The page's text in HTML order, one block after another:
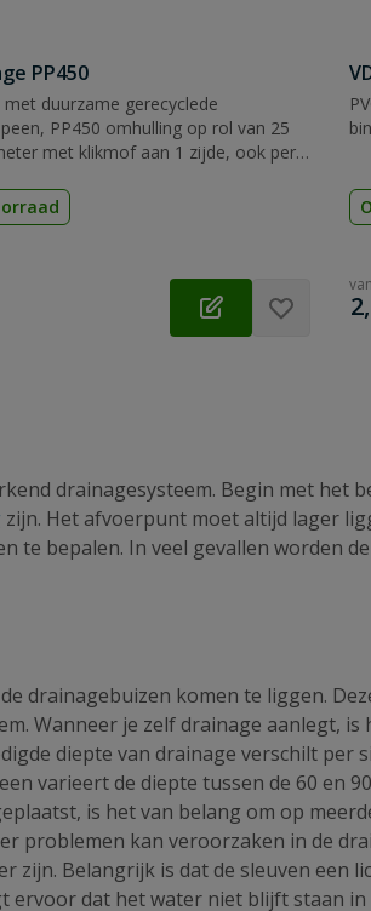
PP450
met duurzame gerecyclede
PP450 omhulling op rol van 25
met klikmof aan 1 zijde, ook per
€
drainagesysteem. Begin met
zijn. Het afvoerpunt moet altijd lager
te bepalen. In veel gevallen worden
drainagebuizen komen te liggen.
Wanneer je zelf drainage aanlegt,
diepte van drainage verschilt
varieert de diepte tussen de 60 en
is het van belang om op
problemen kan veroorzaken in de
zijn. Belangrijk is dat de sleuven
dat het water niet blijft staan